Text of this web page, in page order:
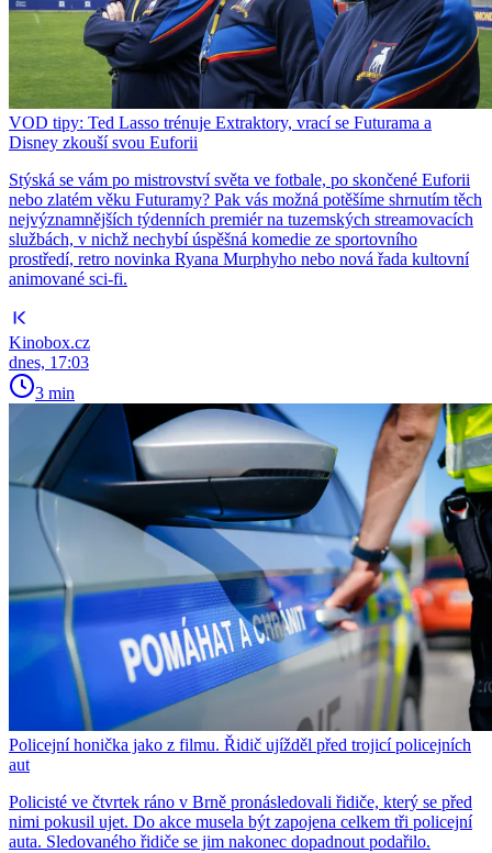
VOD tipy: Ted Lasso trénuje Extraktory, vrací se Futurama a
Disney zkouší svou Euforii
Stýská se vám po mistrovství světa ve fotbale, po skončené Euforii
nebo zlatém věku Futuramy? Pak vás možná potěšíme shrnutím těch
nejvýznamnějších týdenních premiér na tuzemských streamovacích
službách, v nichž nechybí úspěšná komedie ze sportovního
prostředí, retro novinka Ryana Murphyho nebo nová řada kultovní
animované sci-fi.
Kinobox.cz
dnes, 17:03
3 min
Policejní honička jako z filmu. Řidič ujížděl před trojicí policejních
aut
Policisté ve čtvrtek ráno v Brně pronásledovali řidiče, který se před
nimi pokusil ujet. Do akce musela být zapojena celkem tři policejní
auta. Sledovaného řidiče se jim nakonec dopadnout podařilo.